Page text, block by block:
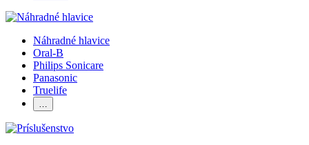
Náhradné hlavice
Oral-B
Philips Sonicare
Panasonic
Truelife
…